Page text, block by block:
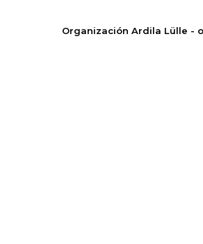
Organización Ardila Lülle -